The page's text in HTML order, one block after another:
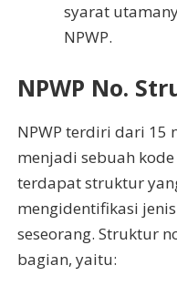
syarat
NPWP.
NPWP No.
NPWP terdiri dari 15
menjadi sebuah
terdapat struktur
mengidentifikasi
seseorang. Struktur
bagian, yaitu: